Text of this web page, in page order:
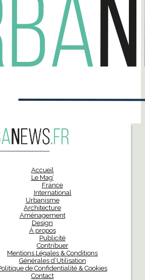
Accueil
Le Mag’
France
International
Urbanisme
Architecture
Aménagement
Design
À propos
Publicité
Contribuer
Mentions Légales & Conditions
Générales d’Utilisation
de Confidentialité & Cookies
Contact